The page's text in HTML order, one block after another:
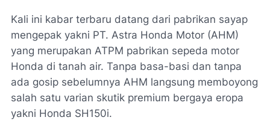
Kali ini kabar terbaru datang dari pabrikan sayap
mengepak yakni PT. Astra Honda Motor (AHM)
yang merupakan ATPM pabrikan sepeda motor
Honda di tanah air. Tanpa basa-basi dan tanpa
ada gosip sebelumnya AHM langsung memboyong
salah satu varian skutik premium bergaya eropa
yakni Honda SH150i.